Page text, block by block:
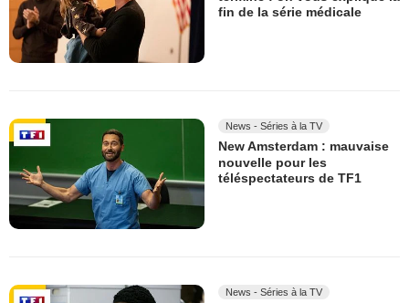
fin de la série médicale
News - Séries à la TV
New Amsterdam : mauvaise
nouvelle pour les
téléspectateurs de TF1
News - Séries à la TV